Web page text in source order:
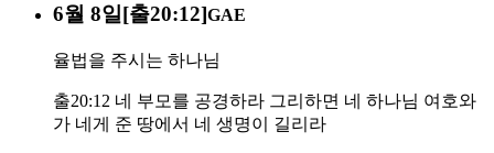
6월 8일[출20:12]GAE
율법을 주시는 하나님
출20:12 네 부모를 공경하라 그리하면 네 하나님 여호와
가 네게 준 땅에서 네 생명이 길리라